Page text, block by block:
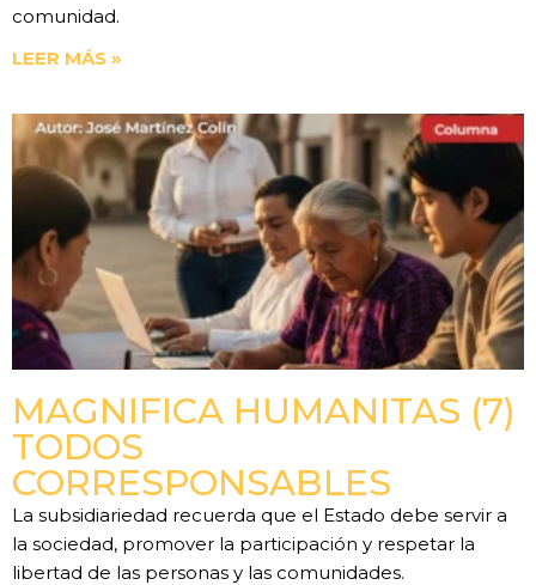
comunidad.
LEER MÁS »
MAGNIFICA HUMANITAS (7)
TODOS
CORRESPONSABLES
La subsidiariedad recuerda que el Estado debe servir a
la sociedad, promover la participación y respetar la
libertad de las personas y las comunidades.